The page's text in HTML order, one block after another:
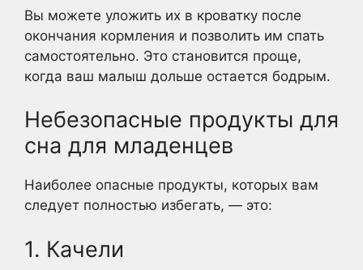
Вы можете уложить их в кроватку после
окончания кормления и позволить им спать
самостоятельно. Это становится проще,
когда ваш малыш дольше остается бодрым.
Небезопасные продукты для
сна для младенцев
Наиболее опасные продукты, которых вам
следует полностью избегать, — это:
1. Качели